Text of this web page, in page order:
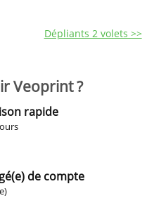
Dépliants 2 volets >>
Veoprint ?
rapide
de compte